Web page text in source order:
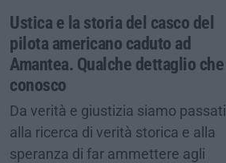
Ustica e la storia del casco del
pilota americano caduto ad
Amantea. Qualche dettaglio che
conosco
Da verità e giustizia siamo passati
alla ricerca di verità storica e alla
speranza di far ammettere agli